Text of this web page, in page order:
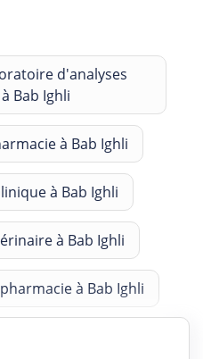
d'analyses
Bab Ighli
à Bab Ighli
à Bab Ighli
à Bab Ighli
à Bab Ighli